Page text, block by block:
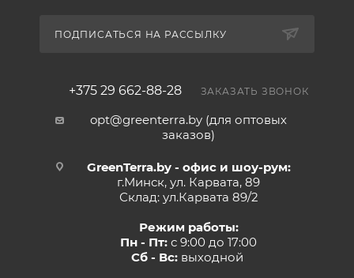
ПОДПИСАТЬСЯ НА РАССЫЛКУ
+375 29 662-88-28 ЗАКАЗАТЬ ЗВОНОК
opt@greenterra.by (для оптовых
заказов)
GreenTerra.by - офис и шоу-рум:
г.Минск, ул. Карвата, 89
Склад: ул.Карвата 89/2
Режим работы:
Пн - Пт: с 9:00 до 17:00
Сб - Вс:выходной